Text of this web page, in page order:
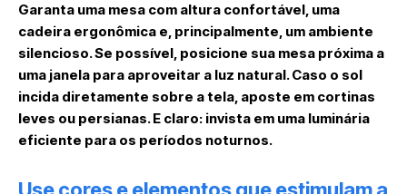
Garanta uma mesa com altura confortável, uma
cadeira ergonômica e, principalmente, um ambiente
silencioso. Se possível, posicione sua mesa próxima a
uma janela para aproveitar a luz natural. Caso o sol
incida diretamente sobre a tela, aposte em cortinas
leves ou persianas. E claro: invista em uma luminária
eficiente para os períodos noturnos.